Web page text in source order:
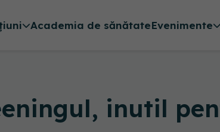
Academia de sănătateEvenimente
inutil